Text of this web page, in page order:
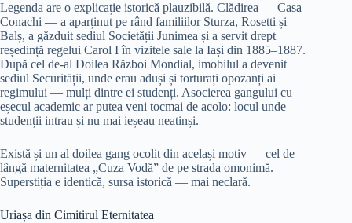
Legenda are o explicație istorică plauzibilă. Clădirea — Casa
Conachi — a aparținut pe rând familiilor Sturza, Rosetti și
Balș, a găzduit sediul Societății Junimea și a servit drept
reședință regelui Carol I în vizitele sale la Iași din 1885–1887.
După cel de-al Doilea Război Mondial, imobilul a devenit
sediul Securității, unde erau aduși și torturați opozanți ai
regimului — mulți dintre ei studenți. Asocierea gangului cu
eșecul academic ar putea veni tocmai de acolo: locul unde
studenții intrau și nu mai ieșeau neatinși.
Există și un al doilea gang ocolit din același motiv — cel de
lângă maternitatea „Cuza Vodă” de pe strada omonimă.
Superstiția e identică, sursa istorică — mai neclară.
Uriașa din Cimitirul Eternitatea